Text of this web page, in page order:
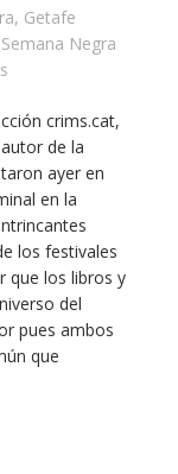
, Getafe
Semana Negra
crims.cat,
de la
ayer en
en la
los festivales
que los libros y
del
pues ambos
que